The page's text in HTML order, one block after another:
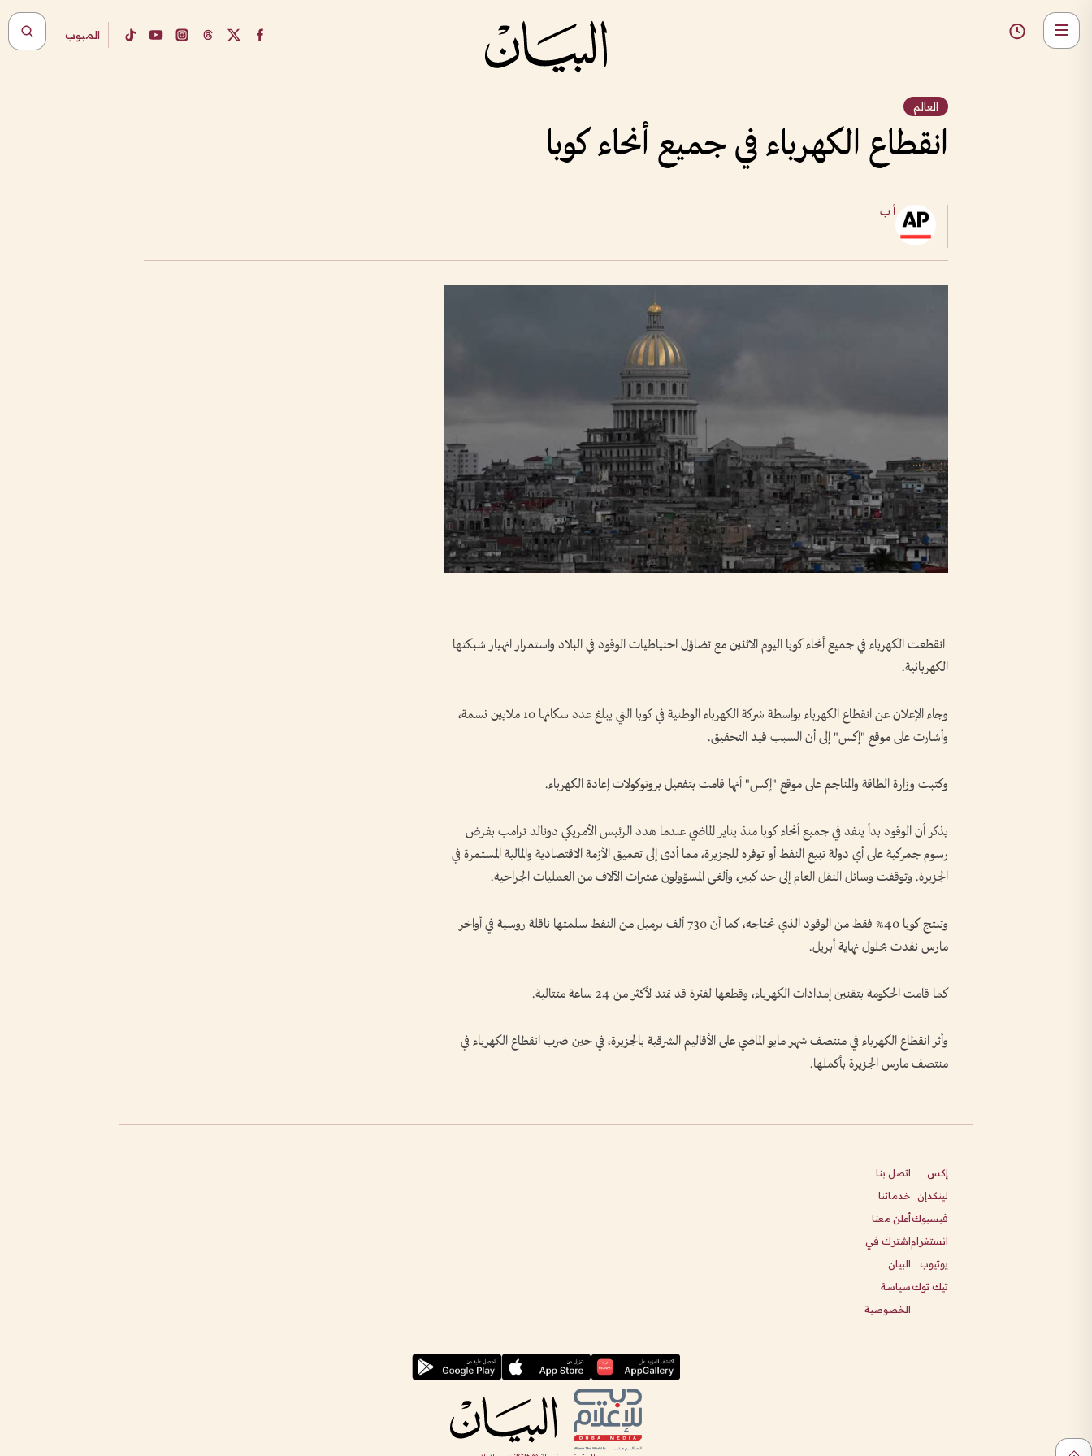
المبوب
العالم
انقطاع الكهرباء في جميع أنحاء كوبا
أ ب
انقطعت الكهرباء في جميع أنحاء كوبا اليوم الاثنين مع تضاؤل احتياطيات الوقود في البلاد واستمرار انهيار شبكتها
الكهربائية.
وجاء الإعلان عن انقطاع الكهرباء بواسطة شركة الكهرباء الوطنية في كوبا التي يبلغ عدد سكانها 10 ملايين نسمة،
وأشارت على موقع "إكس" إلى أن السبب قيد التحقيق.
وكتبت وزارة الطاقة والمناجم على موقع "إكس" أنها قامت بتفعيل بروتوكولات إعادة الكهرباء.
يذكر أن الوقود بدأ ينفد في جميع أنحاء كوبا منذ يناير الماضي عندما هدد الرئيس الأمريكي دونالد ترامب بفرض
رسوم جمركية على أي دولة تبيع النفط أو توفره للجزيرة، مما أدى إلى تعميق الأزمة الاقتصادية والمالية المستمرة في
الجزيرة. وتوقفت وسائل النقل العام إلى حد كبير، وألغى المسؤولون عشرات الآلاف من العمليات الجراحية.
وتنتج كوبا 40% فقط من الوقود الذي تحتاجه، كما أن 730 ألف برميل من النفط سلمتها ناقلة روسية في أواخر
مارس نفدت بحلول نهاية أبريل.
كما قامت الحكومة بتقنين إمدادات الكهرباء، وقطعها لفترة قد تمتد لأكثر من 24 ساعة متتالية.
وأثر انقطاع الكهرباء في منتصف شهر مايو الماضي على الأقاليم الشرقية بالجزيرة، في حين ضرب انقطاع الكهرباء في
منتصف مارس الجزيرة بأكملها.
إكس
لينكدإن
فيسبوك
انستغرام
يوتيوب
تيك توك
اتصل بنا
خدماتنا
أعلن معنا
اشترك في
البيان
سياسة
الخصوصية